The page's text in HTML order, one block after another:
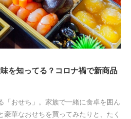
を知ってる？コロナ禍で新商品
「おせち」。家族で一緒に食卓を囲ん
豪華なおせちを買ってみたりと、たく